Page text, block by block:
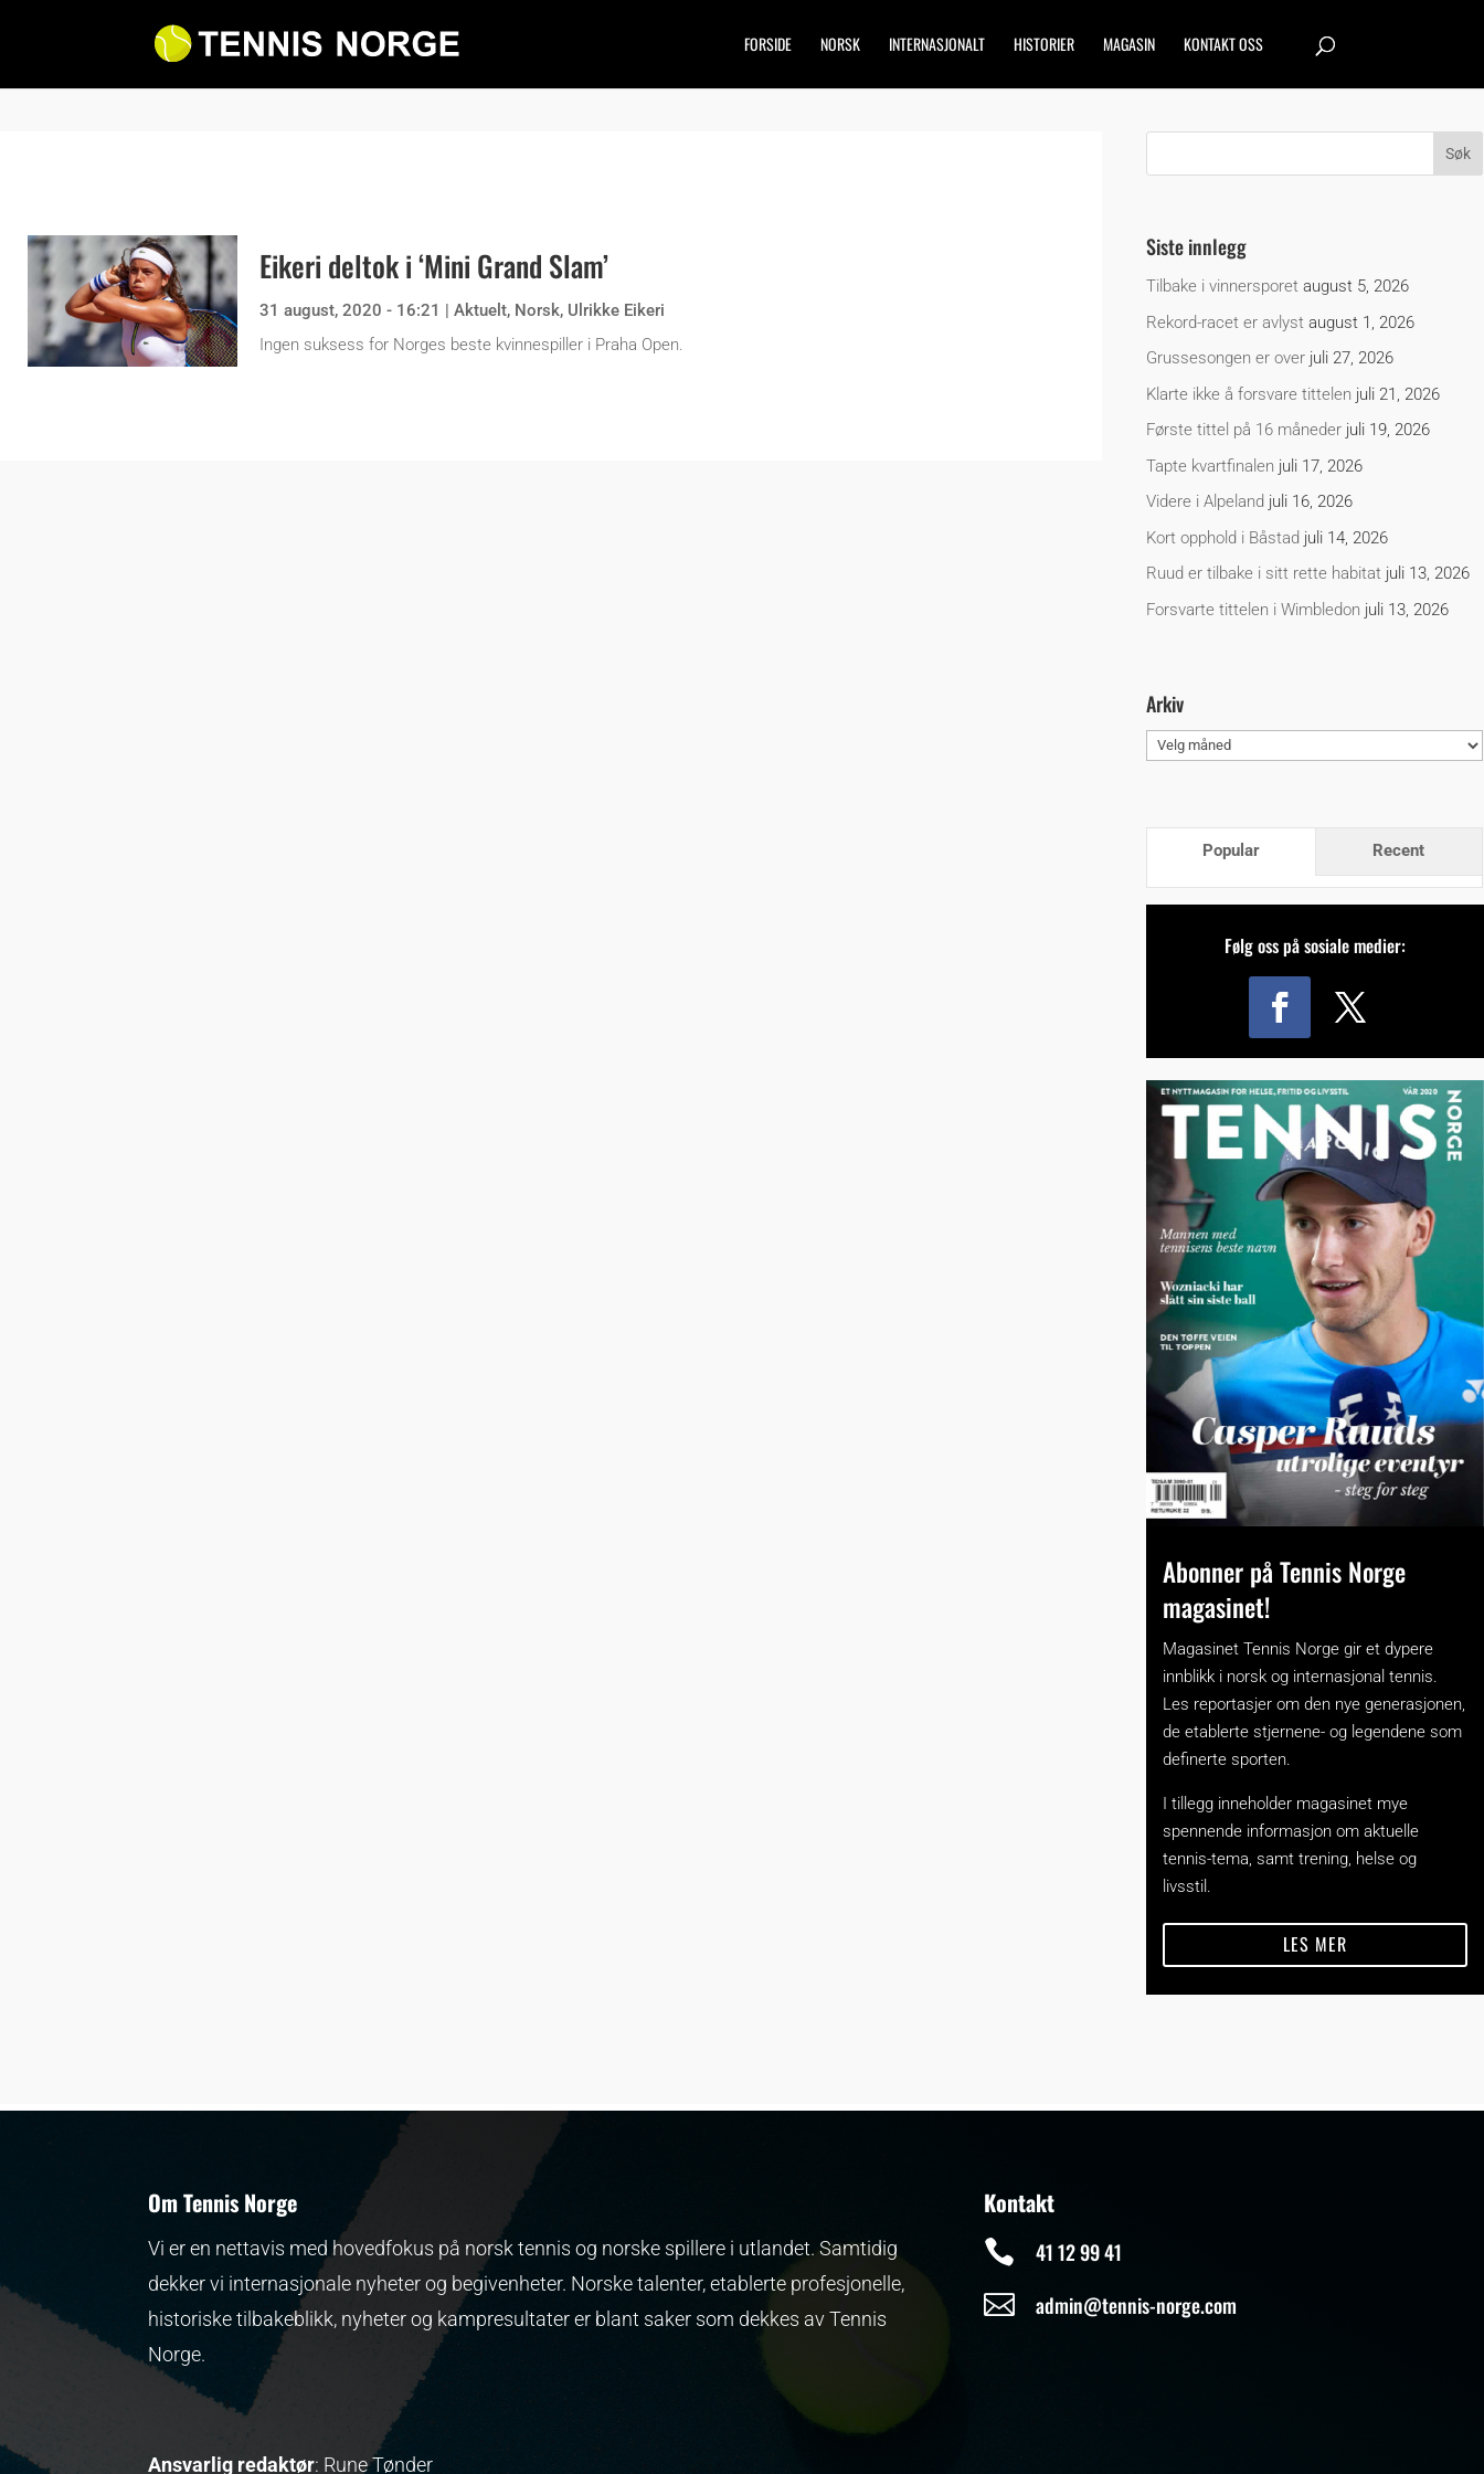
FORSIDE NORSK INTERNASJONALT HISTORIER MAGASIN KONTAKT OSS
Eikeri deltok i ‘Mini Grand Slam’
31 august, 2020 - 16:21 Aktuelt, Norsk, Ulrikke Eikeri
Ingen suksess for Norges beste kvinnespiller i Praha Open.
Siste innlegg
Tilbake i vinnersporet august 5, 2026
Rekord-racet er avlyst august 1, 2026
Grussesongen er over juli 27, 2026
Klarte ikke å forsvare tittelen juli 21, 2026
Første tittel på 16 måneder juli 19, 2026
Tapte kvartfinalen juli 17, 2026
Videre i Alpeland juli 16, 2026
Kort opphold i Båstad juli 14, 2026
Ruud er tilbake i sitt rette habitat juli 13, 2026
Forsvarte tittelen i Wimbledon juli 13, 2026
Arkiv
Arkiv
Popular Recent
Følg oss på sosiale medier:
Abonner på Tennis Norge
magasinet!
Magasinet Tennis Norge gir et dypere
innblikk i norsk og internasjonal tennis.
Les reportasjer om den nye generasjonen,
de etablerte stjernene- og legendene som
definerte sporten.
I tillegg inneholder magasinet mye
spennende informasjon om aktuelle
tennis-tema, samt trening, helse og
livsstil.
LES MER
Om Tennis Norge
Vi er en nettavis med hovedfokus på norsk tennis og norske spillere i utlandet. Samtidig
dekker vi internasjonale nyheter og begivenheter. Norske talenter, etablerte profesjonelle,
historiske tilbakeblikk, nyheter og kampresultater er blant saker som dekkes av Tennis
Norge.
Ansvarlig redaktør: Rune Tønder
Kontakt
 41 12 99 41
 admin@tennis-norge.com